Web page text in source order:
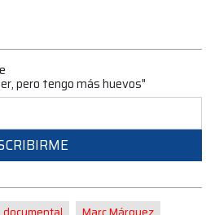
pero tengo más huevos"